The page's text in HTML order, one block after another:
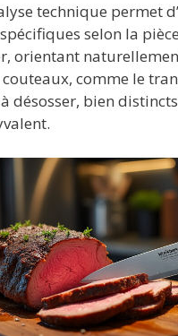
technique permet
selon la
orientant
comme le
désosser, bien